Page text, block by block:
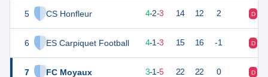
5 CS Honfleur
6 ES Carpiquet Football
7 FC Moyaux
4-2-3 14 12 2 D
11 9 4-1-3 15 16 -1 D
3-1-5 22 22 0 D